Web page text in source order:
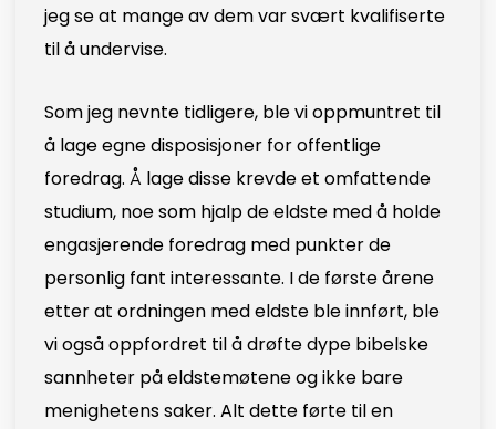
jeg se at mange av dem var svært kvalifiserte
til å undervise.
Som jeg nevnte tidligere, ble vi oppmuntret til
å lage egne disposisjoner for offentlige
foredrag. Å lage disse krevde et omfattende
studium, noe som hjalp de eldste med å holde
engasjerende foredrag med punkter de
personlig fant interessante. I de første årene
etter at ordningen med eldste ble innført, ble
vi også oppfordret til å drøfte dype bibelske
sannheter på eldstemøtene og ikke bare
menighetens saker. Alt dette førte til en